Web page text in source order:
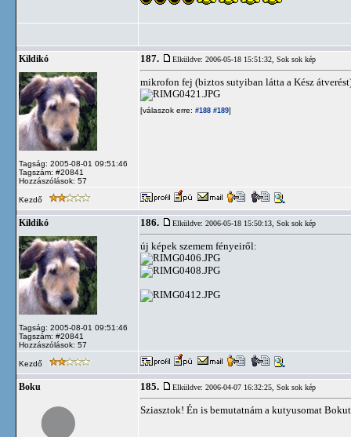
Kildikó
Tagság: 2005-08-01 09:51:46
Tagszám: #20841
Hozzászólások: 57
187. Elküldve: 2006-05-18 15:51:32, Sok sok kép
mikrofon fej (biztos sutyiban látta a Kész
[válaszok erre: #188 #189]
Kezdő
Kildikó
Tagság: 2005-08-01 09:51:46
Tagszám: #20841
Hozzászólások: 57
186. Elküldve: 2006-05-18 15:50:13, Sok sok kép
új képek szemem fényeiről:
Kezdő
Boku 185. Elküldve: 2006-04-07 16:32:25, Sok sok kép
Sziasztok! Én is bemutatnám a kutyusomat